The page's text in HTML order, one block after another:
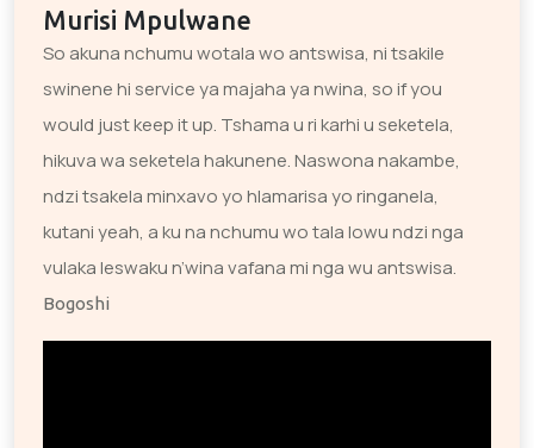
Murisi Mpulwane
So akuna nchumu wotala wo antswisa, ni tsakile
swinene hi service ya majaha ya nwina, so if you
would just keep it up. Tshama u ri karhi u seketela,
hikuva wa seketela hakunene. Naswona nakambe,
ndzi tsakela minxavo yo hlamarisa yo ringanela,
kutani yeah, a ku na nchumu wo tala lowu ndzi nga
vulaka leswaku n’wina vafana mi nga wu antswisa.
Bogoshi